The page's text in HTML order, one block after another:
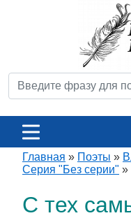
Главная » Поэты »
Серия "Без серии" »
С тех